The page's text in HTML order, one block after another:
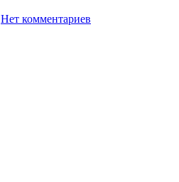
Нет комментариев